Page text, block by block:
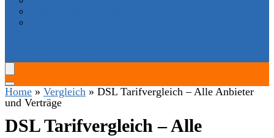
Home » Vergleich » DSL Tarifvergleich – Alle Anbieter
und Verträge
DSL Tarifvergleich – Alle